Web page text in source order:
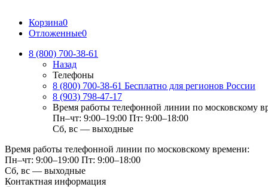
Корзина0
Отложенные0
8 (800) 700-38-61
Назад
Телефоны
8 (800) 700-38-61 Бесплатно для регионов России
8 (903) 798-47-17
Время работы телефонной линии по московскому
Пн–чт: 9:00–19:00 Пт: 9:00–18:00
Сб, вс — выходные
Время работы телефонной линии по московскому времени:
Пн–чт: 9:00–19:00 Пт: 9:00–18:00
Сб, вс — выходные
Контактная информация